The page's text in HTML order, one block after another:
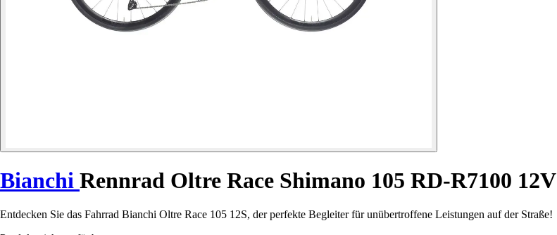
Bianchi Rennrad Oltre Race Shimano 105 RD-R7100 12V
Entdecken Sie das Fahrrad Bianchi Oltre Race 105 12S, der perfekte Begleiter für unübertroffene Leistungen auf der Straße!